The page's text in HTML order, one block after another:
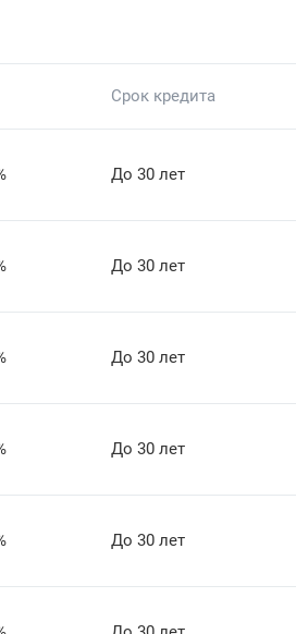
Срок кредита
До 30 лет
До 30 лет
До 30 лет
До 30 лет
До 30 лет